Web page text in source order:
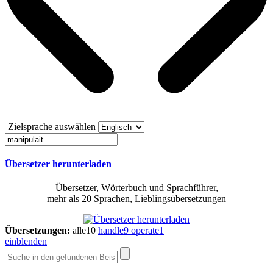
Zielsprache auswählen
Übersetzer herunterladen
Übersetzer, Wörterbuch und Sprachführer,
mehr als 20 Sprachen, Lieblingsübersetzungen
Übersetzungen: alle10 handle9 operate1
einblenden